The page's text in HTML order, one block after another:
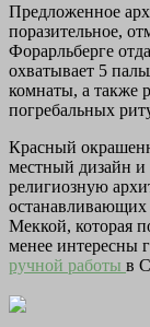
Предложенное
поразительное,
Форарльберге
охватывает 5
комнаты, а также
погребальных
Красный
местный дизайн
религиозную
Меккой, которая
менее интересны
ручной работы в